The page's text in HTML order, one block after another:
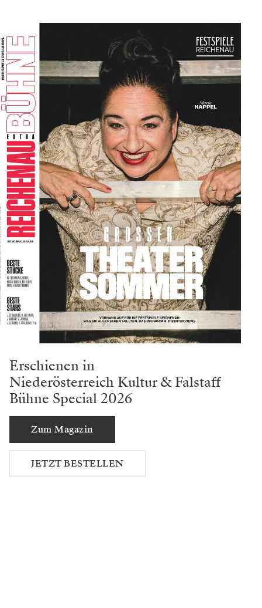
Erschienen in
Niederösterreich Kultur & Falstaff
Bühne Special 2026
Zum Magazin
JETZT BESTELLEN